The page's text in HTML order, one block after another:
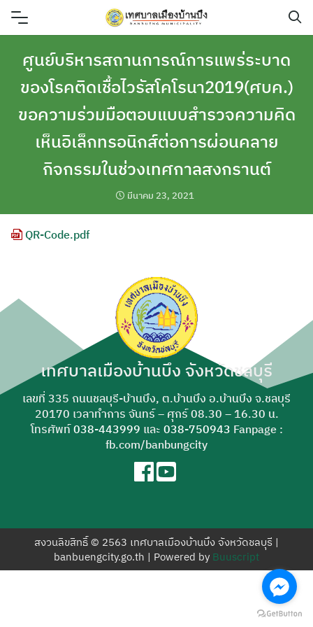
Skip
สำหรับ:
ศูนย์บริหารสถานการณ์การแพร่ระบาด
ของโรคติดเชื้อไวรัสโคโรนา2019(ศบค.)
ขอความร่วมมือตอบแบบสำรวจความคิด
เห็นอิเล็กทรอนิกส์ต่อการผ่อนคลาย
กิจกรรมในช่วงเทศกาลสงกรานต์
มีนาคม 23, 2021
QR-Code.pdf
เทศบาลเมืองบ้านบึง จังหวัดชลบุรี
เลขที่ 335 ถนนชลบุรี-บ้านบึง, ต.บ้านบึง อ.บ้านบึง จ.ชลบุรี
20170 เวลาทำการ จันทร์ – ศุกร์ 08.30 – 16.30 น.
โทรศัพท์038-443999 และ 038-750943 Fanpage :
fb.com/banbungcity
สงวนลิขสิทธิ์ © 2563 เทศบาลเมืองบ้านบึง จังหวัดชลบุรี |
banbuengcity.go.th | Powered by Buuscript